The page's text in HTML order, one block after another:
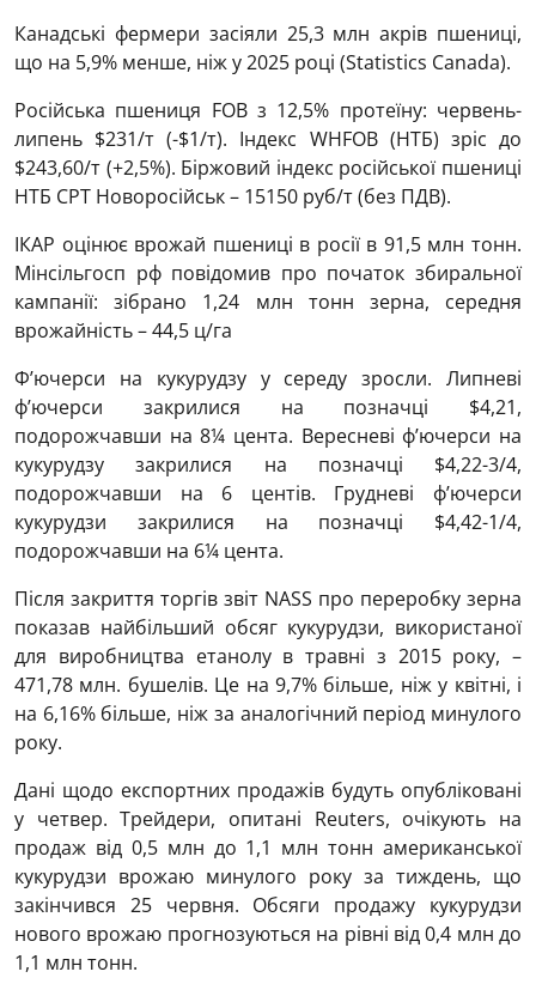
Канадські фермери засіяли 25,3 млн акрів пшениці,
що на 5,9% менше, ніж у 2025 році (Statistics Canada).
Російська пшениця FOB з 12,5% протеїну: червень-
липень $231/т (-$1/т). Індекс WHFOB (НТБ) зріс до
$243,60/т (+2,5%). Біржовий індекс російської пшениці
НТБ CPT Новоросійськ – 15150 руб/т (без ПДВ).
ІКАР оцінює врожай пшениці в росії в 91,5 млн тонн.
Мінсільгосп рф повідомив про початок збиральної
кампанії: зібрано 1,24 млн тонн зерна, середня
врожайність – 44,5 ц/га
Ф’ючерси на кукурудзу у середу зросли. Липневі
ф’ючерси закрилися на позначці $4,21,
подорожчавши на 8¼ цента. Вересневі ф’ючерси на
кукурудзу закрилися на позначці $4,22-3/4,
подорожчавши на 6 центів. Грудневі ф’ючерси
кукурудзи закрилися на позначці $4,42-1/4,
подорожчавши на 6¼ цента.
Після закриття торгів звіт NASS про переробку зерна
показав найбільший обсяг кукурудзи, використаної
для виробництва етанолу в травні з 2015 року, –
471,78 млн. бушелів. Це на 9,7% більше, ніж у квітні, і
на 6,16% більше, ніж за аналогічний період минулого
року.
Дані щодо експортних продажів будуть опубліковані
у четвер. Трейдери, опитані Reuters, очікують на
продаж від 0,5 млн до 1,1 млн тонн американської
кукурудзи врожаю минулого року за тиждень, що
закінчився 25 червня. Обсяги продажу кукурудзи
нового врожаю прогнозуються на рівні від 0,4 млн до
1,1 млн тонн.